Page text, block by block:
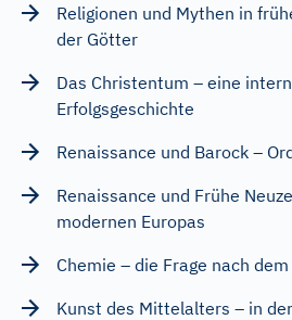
Religionen und Mythen in
der Götter
Das Christentum – eine
Erfolgsgeschichte
Renaissance und Barock –
Renaissance und Frühe
modernen Europas
Chemie – die Frage nach
Kunst des Mittelalters – in